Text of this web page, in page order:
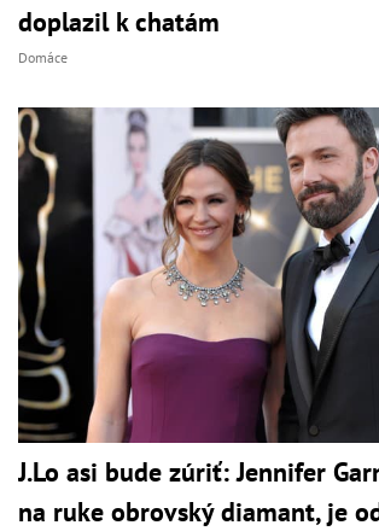
doplazil k chatám
Domáce
J.Lo asi bude zúriť: Jennifer
na ruke obrovský diamant, je